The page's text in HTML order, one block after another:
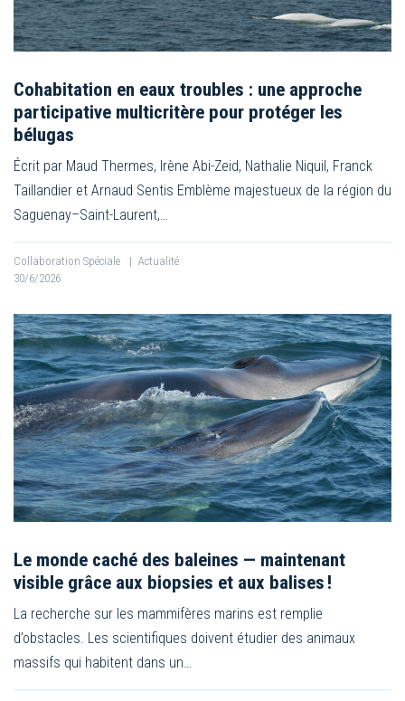
Cohabitation en eaux troubles : une approche
participative multicritère pour protéger les
bélugas
Écrit par Maud Thermes, Irène Abi-Zeid, Nathalie Niquil, Franck
Taillandier et Arnaud Sentis Emblème majestueux de la région du
Saguenay–Saint-Laurent,…
Collaboration Spéciale | Actualité
30/6/2026
Le monde caché des baleines — maintenant
visible grâce aux biopsies et aux balises !
La recherche sur les mammifères marins est remplie
d’obstacles. Les scientifiques doivent étudier des animaux
massifs qui habitent dans un…